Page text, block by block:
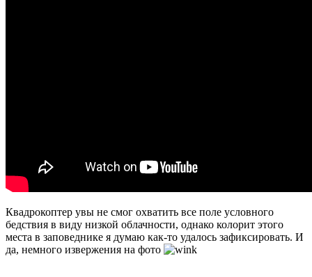
Квадрокоптер увы не смог охватить все поле условного
бедствия в виду низкой облачности, однако колорит этого
места в заповеднике я думаю как-то удалось зафиксировать. И
да, немного извержения на фото